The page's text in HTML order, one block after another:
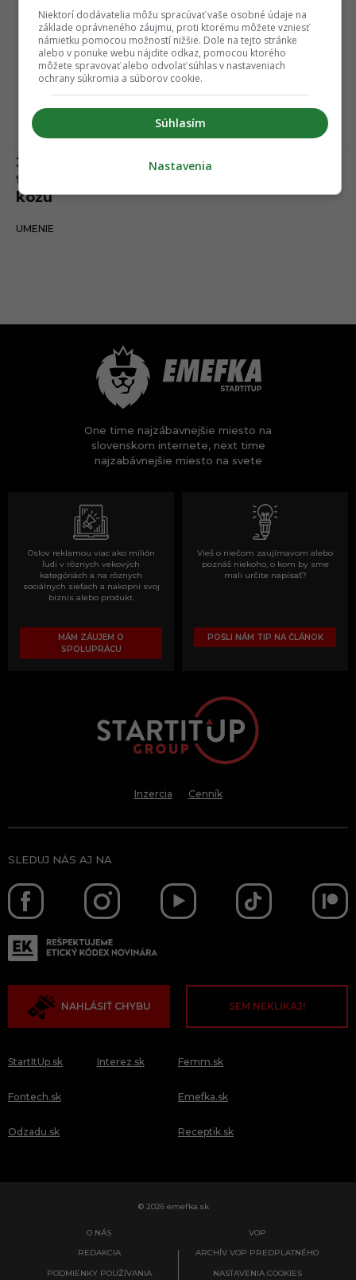
20 mrazivých a strašidelných obrázkov
talentovaného umelca ti naženie husiu
kožu
UMENIE
One time najzábavnejšie miesto na
slovenskom internete, next time
najzabávnejšie miesto na svete
Oslov reklamou viac ako milión
ľudí v rôznych vekových
kategóriách a na rôznych
sociálnych sieťach a nakopni svoj
biznis alebo produkt.
MÁM ZÁUJEM O
SPOLUPRÁCU
Vieš o niečom zaujímavom alebo
poznáš niekoho, o kom by sme
mali určite napísať?
POŠLI NÁM TIP NA ČLÁNOK
Inzercia Cenník
SLEDUJ NÁS AJ NA
NAHLÁSIŤ CHYBU SEM NEKLIKAJ!
StartItUp.sk
Fontech.sk
Odzadu.sk
Interez.sk Femm.sk
Emefka.sk
Receptik.sk
© 2026 emefka.sk
O NÁS
REDAKCIA
PODMIENKY POUŽÍVANIA
VOP
ARCHÍV VOP PREDPLATNÉHO
NASTAVENIA COOKIES
Niektorí dodávatelia môžu spracúvať vaše osobné údaje na
základe oprávneného záujmu, proti ktorému môžete vzniesť
námietku pomocou možností nižšie. Dole na tejto stránke
alebo v ponuke webu nájdite odkaz, pomocou ktorého
môžete spravovať alebo odvolať súhlas v nastaveniach
ochrany súkromia a súborov cookie.
Súhlasím
Nastavenia